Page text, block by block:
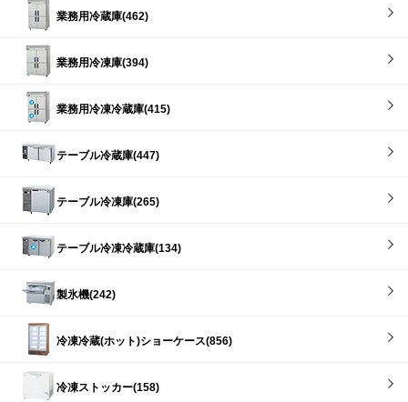
業務用冷蔵庫(462)
業務用冷凍庫(394)
業務用冷凍冷蔵庫(415)
テーブル冷蔵庫(447)
テーブル冷凍庫(265)
テーブル冷凍冷蔵庫(134)
製氷機(242)
冷凍冷蔵(ホット)ショーケース(856)
冷凍ストッカー(158)